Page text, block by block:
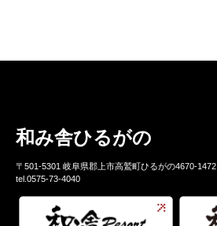
和み舎ひるがの
〒501-5301 岐阜県郡上市高鷲町ひるがの4670-1472
tel.0575-73-4040